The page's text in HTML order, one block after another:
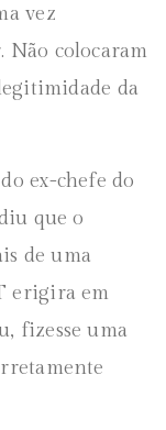
vez
Não colocaram
da
ex-chefe do
que o
de uma
erigira em
fizesse uma